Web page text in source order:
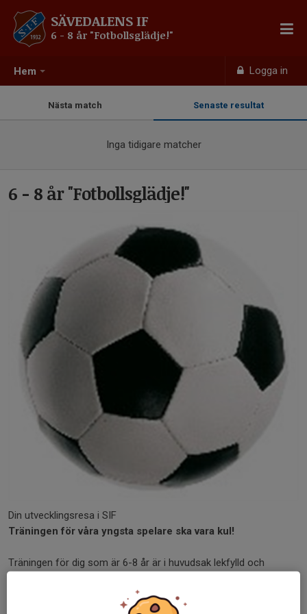
Hem Logga in
SÄVEDALENS IF
6 - 8 år "Fotbollsglädje!"
Nästa match Senaste resultat
Inga tidigare matcher
6 - 8 år "Fotbollsglädje!"
Din utvecklingsresa i SIF
Träningen för våra yngsta spelare ska vara kul!
Träningen för dig som är 6-8 år är i huvudsak lekfylld och
Spelformen är först 3 mot 3 och utvecklas sedan till 5 mot 5